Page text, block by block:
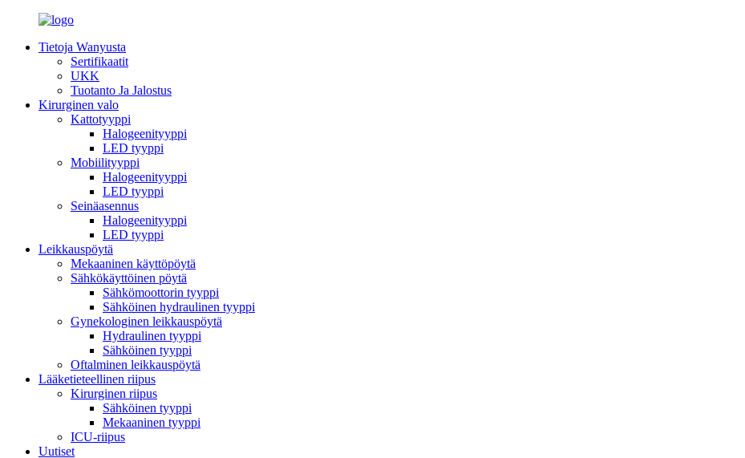
Tietoja Wanyusta
Sertifikaatit
UKK
Tuotanto Ja Jalostus
Kirurginen valo
Kattotyyppi
Halogeenityyppi
LED tyyppi
Mobiilityyppi
Halogeenityyppi
LED tyyppi
Seinäasennus
Halogeenityyppi
LED tyyppi
Leikkauspöytä
Mekaaninen käyttöpöytä
Sähkökäyttöinen pöytä
Sähkömoottorin tyyppi
Sähköinen hydraulinen tyyppi
Gynekologinen leikkauspöytä
Hydraulinen tyyppi
Sähköinen tyyppi
Oftalminen leikkauspöytä
Lääketieteellinen riipus
Kirurginen riipus
Sähköinen tyyppi
Mekaaninen tyyppi
ICU-riipus
Uutiset